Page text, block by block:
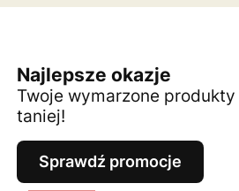
Najlepsze okazje
Twoje wymarzone
taniej!
Sprawdź promocje